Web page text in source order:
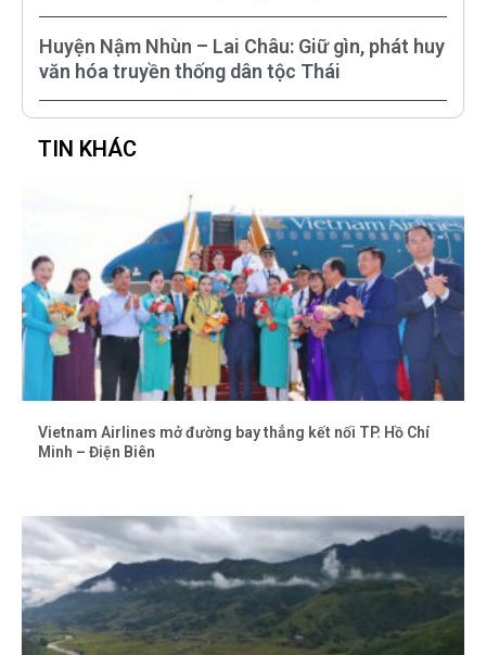
Huyện Nậm Nhùn – Lai Châu: Giữ gìn, phát huy
văn hóa truyền thống dân tộc Thái
TIN KHÁC
Vietnam Airlines mở đường bay thẳng kết nối TP. Hồ Chí
Minh – Điện Biên